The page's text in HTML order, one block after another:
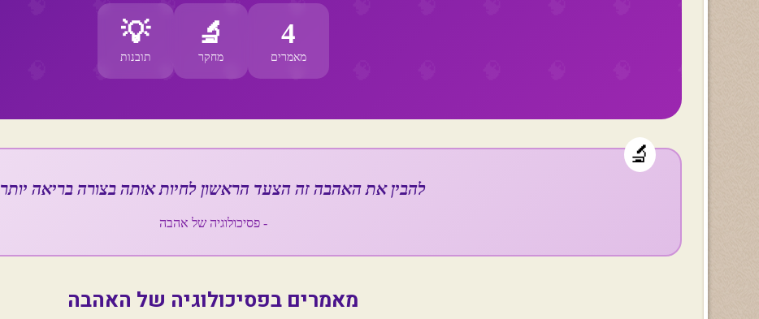
4
מאמרים
🔬
מחקר
💡
תובנות
להבין את האהבה זה הצעד הראשון לחיות אותה בצורה בריאה יותר
- פסיכולוגיה של אהבה
מאמרים בפסיכולוגיה של האהבה